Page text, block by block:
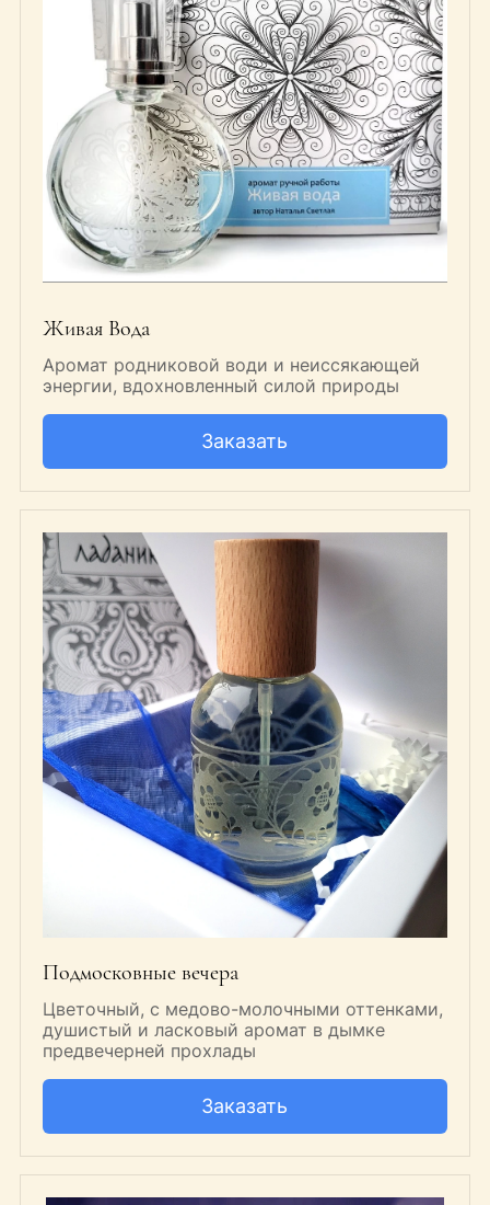
Живая Вода
Аромат родниковой води и неиссякающей
энергии, вдохновленный силой природы
Заказать
Подмосковные вечера
Цветочный, с медово-молочными оттенками,
душистый и ласковый аромат в дымке
предвечерней прохлады
Заказать